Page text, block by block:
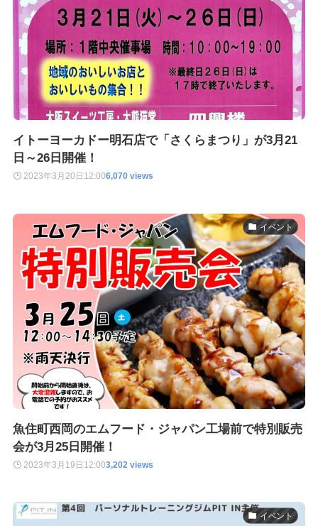
イトーヨーカドー明石店で「さくらまつり」が3月21
日～26日開催！
2023年3月20日 12:006,070 views
イベント
魚住町西岡のエムフード・ジャパン工場前で特別販売
会が3月25日開催！
2023年3月19日 12:003,202 views
イベント